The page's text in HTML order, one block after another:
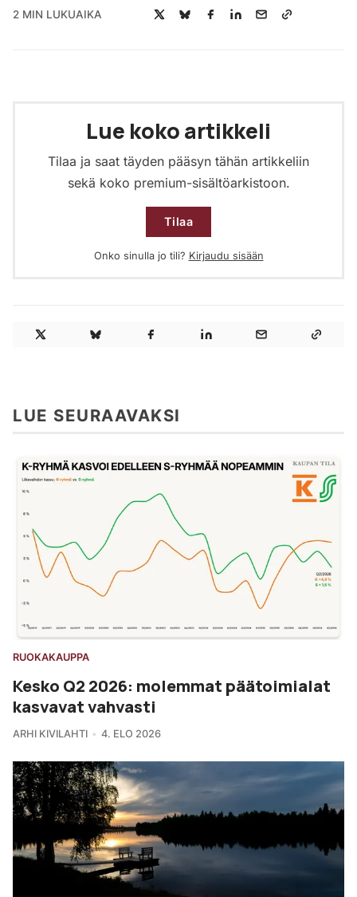
2 MIN LUKUAIKA
Lue koko artikkeli
Tilaa ja saat täyden pääsyn tähän artikkeliin
sekä koko premium-sisältöarkistoon.
Tilaa
Onko sinulla jo tili? Kirjaudu sisään
LUE SEURAAVAKSI
RUOKAKAUPPA
Kesko Q2 2026: molemmat päätoimialat
kasvavat vahvasti
ARHI KIVILAHTI 4. ELO 2026